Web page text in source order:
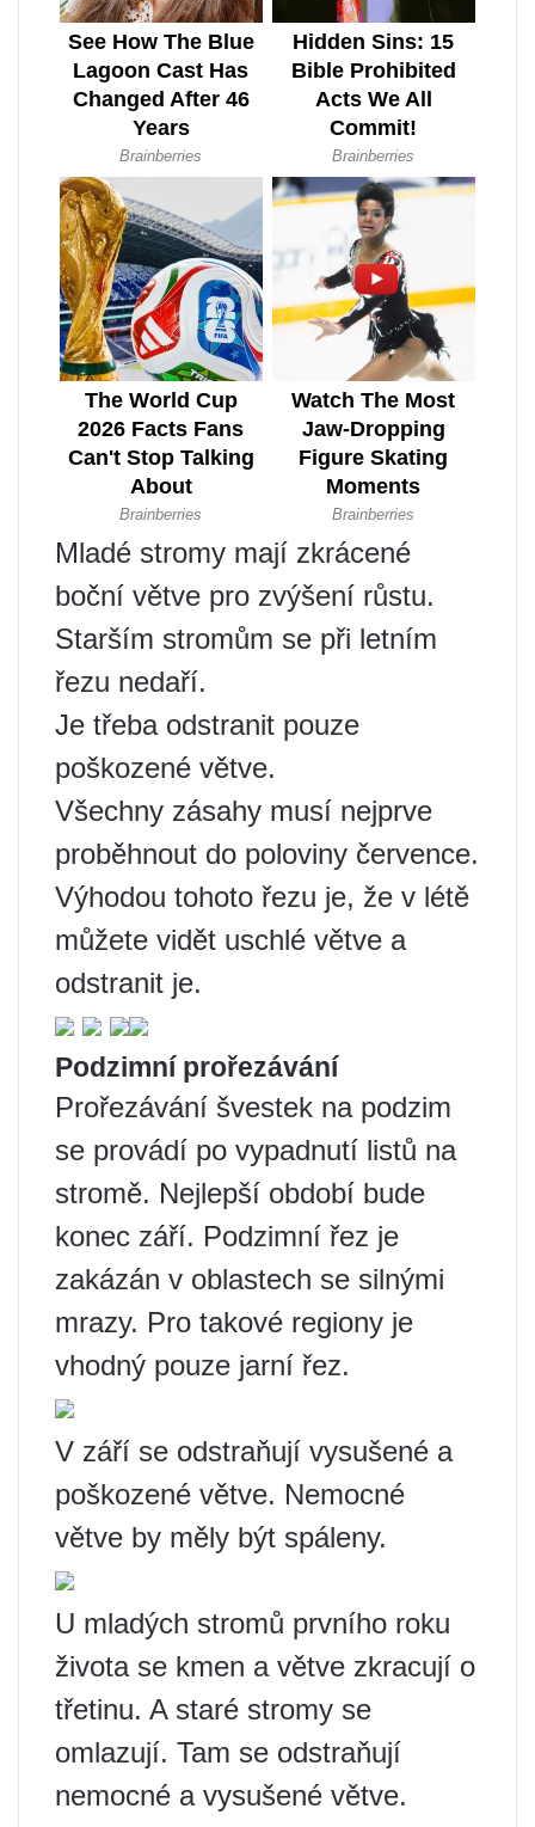
Mladé stromy mají zkrácené
boční větve pro zvýšení růstu.
Starším stromům se při letním
řezu nedaří.
Je třeba odstranit pouze
poškozené větve.
Všechny zásahy musí nejprve
proběhnout do poloviny července.
Výhodou tohoto řezu je, že v létě
můžete vidět uschlé větve a
odstranit je.
Podzimní prořezávání
Prořezávání švestek na podzim
se provádí po vypadnutí listů na
stromě. Nejlepší období bude
konec září. Podzimní řez je
zakázán v oblastech se silnými
mrazy. Pro takové regiony je
vhodný pouze jarní řez.
V září se odstraňují vysušené a
poškozené větve. Nemocné
větve by měly být spáleny.
U mladých stromů prvního roku
života se kmen a větve zkracují o
třetinu. A staré stromy se
omlazují. Tam se odstraňují
nemocné a vysušené větve.